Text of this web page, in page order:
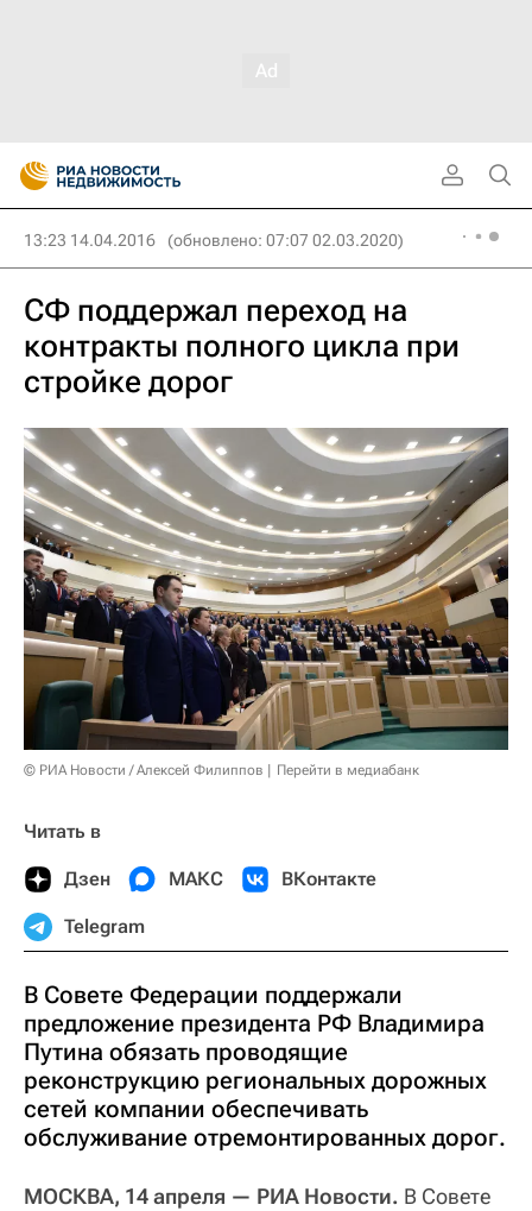
13:23 14.04.2016 (обновлено: 07:07 02.03.2020)
СФ поддержал переход на
контракты полного цикла при
стройке дорог
© РИА Новости / Алексей Филиппов Перейти в медиабанк
Читать в
Дзен МАКС ВКонтакте
Telegram
В Совете Федерации поддержали
предложение президента РФ Владимира
Путина обязать проводящие
реконструкцию региональных дорожных
сетей компании обеспечивать
обслуживание отремонтированных дорог.
МОСКВА, 14 апреля — РИА Новости. В Совете